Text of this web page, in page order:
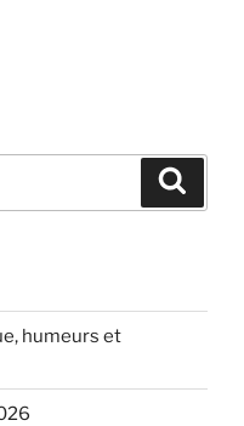
humeurs et